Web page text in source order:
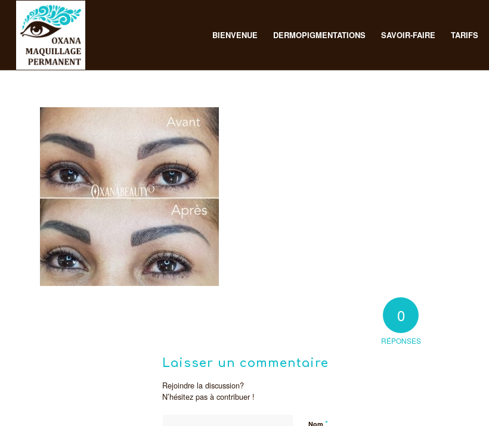
BIENVENUE DERMOPIGMENTATIONS SAVOIR-FAIRE TARIFS
0
RÉPONSES
Laisser un commentaire
Rejoindre la discussion?
N’hésitez pas à contribuer !
Nom *